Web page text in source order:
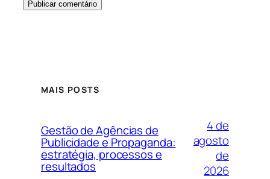
MAIS POSTS
Gestão de Agências de
Publicidade e Propaganda:
estratégia, processos e
resultados
4 de
agosto
de
2026